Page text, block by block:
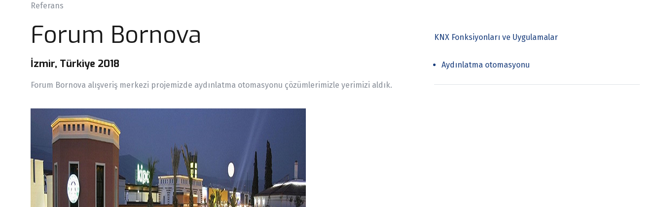
Referans
Forum Bornova
İzmir, Türkiye 2018
Forum Bornova alışveriş merkezi projemizde aydınlatma otomasyonu çözümlerimizle yerimizi aldık.
KNX Fonksiyonları ve Uygulamalar
Aydınlatma otomasyonu